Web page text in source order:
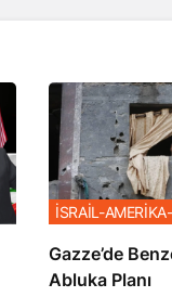
​​​​​​​Gazze’de
Abluka Planı
İSRAİL-